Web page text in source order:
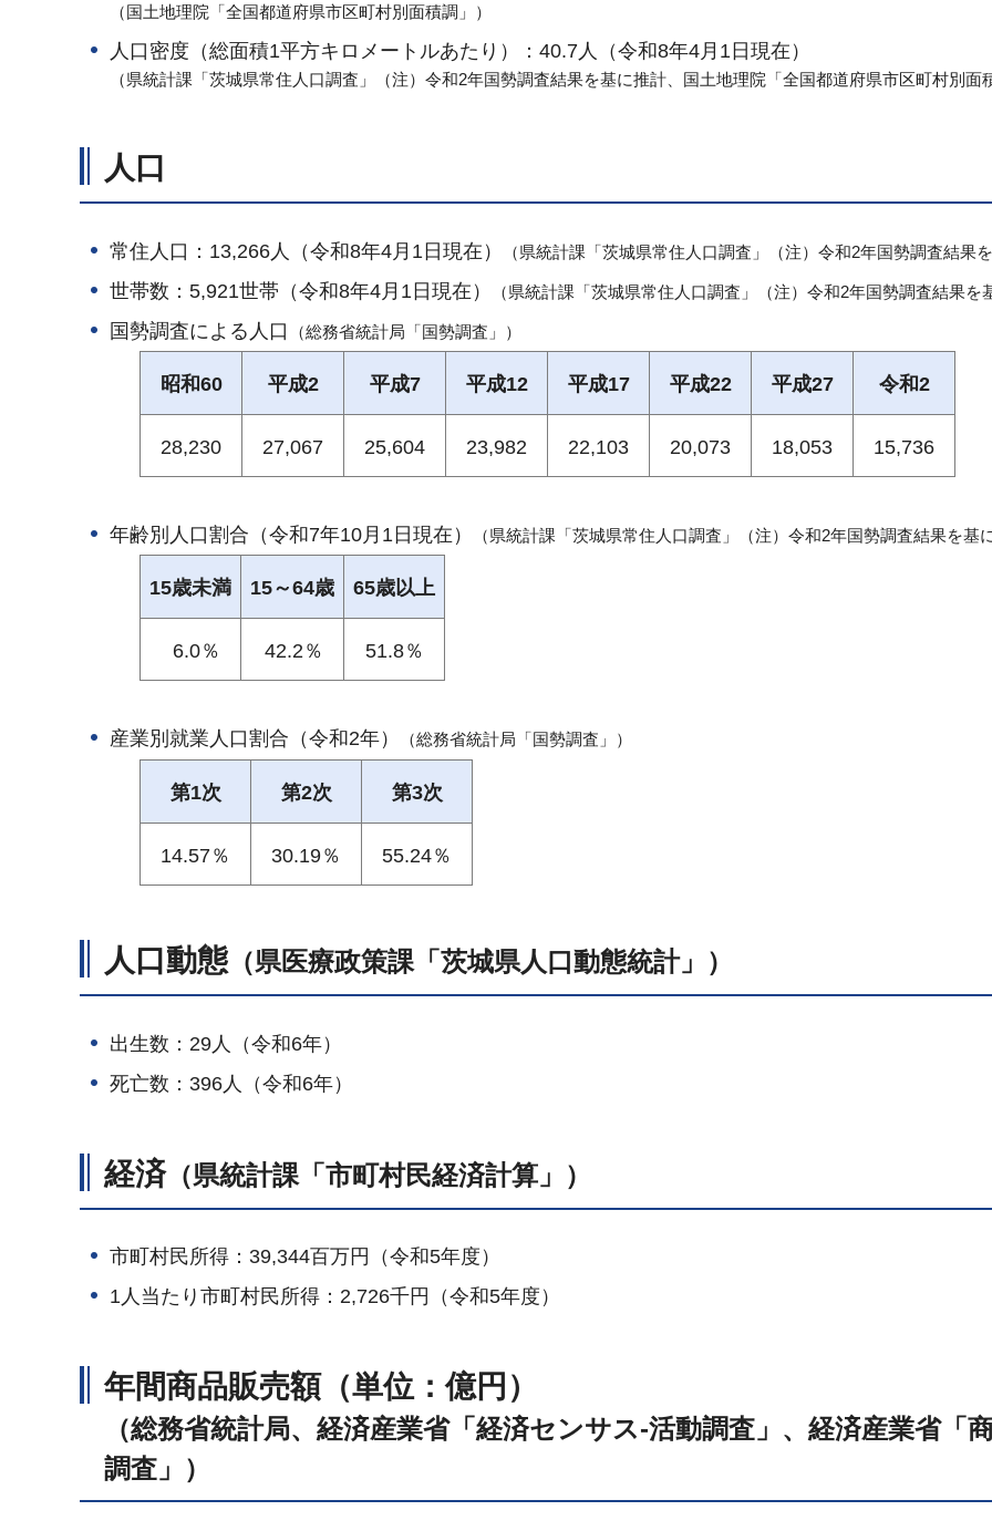
（国土地理院「全国都道府県市区町村別面積調」）
人口密度（総面積1平方キロメートルあたり）：40.7人（令和8年4月1日現在）
（県統計課「茨城県常住人口調査」（注）令和2年国勢調査結果を基に推計、国土地理院「全国都道府県市区町村別面
人口
常住人口：13,266人（令和8年4月1日現在） （県統計課「茨城県常住人口調査」（注）令和2年国勢調査結果
世帯数：5,921世帯（令和8年4月1日現在） （県統計課「茨城県常住人口調査」（注）令和2年国勢調査結果を
国勢調査による人口 （総務省統計局「国勢調査」）
昭和60 平成2 平成7 平成12 平成17 平成22 平成27 令和2
28,230 27,067 25,604 23,982 22,103 20,073 18,053 15,736
年齢別人口割合（令和7年10月1日現在） （県統計課「茨城県常住人口調査」（注）令和2年国勢調査結果を基
15歳未満 15～64歳 65歳以上
6.0％ 42.2％ 51.8％
産業別就業人口割合（令和2年） （総務省統計局「国勢調査」）
第1次 第2次 第3次
14.57％ 30.19％ 55.24％
人口動態 （県医療政策課「茨城県人口動態統計」）
出生数：29人（令和6年）
死亡数：396人（令和6年）
経済（県統計課「市町村民経済計算」）
市町村民所得：39,344百万円（令和5年度）
1人当たり市町村民所得：2,726千円（令和5年度）
年間商品販売額（単位：億円）
（総務省統計局、経済産業省「経済センサス-活動調査」、経済産業省「
調査」）